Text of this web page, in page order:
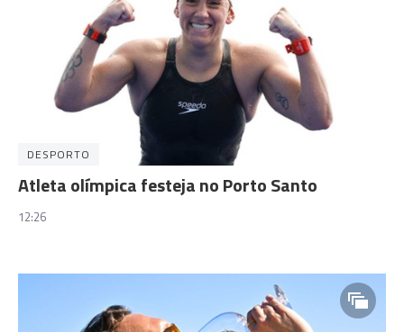
DESPORTO
Atleta olímpica festeja no Porto Santo
12:26